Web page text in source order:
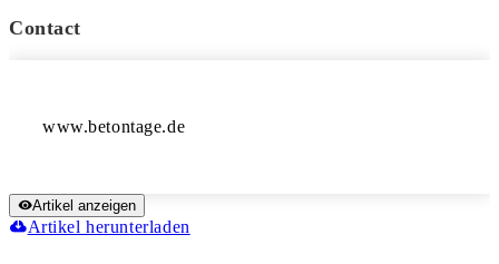
Contact
Artikel anzeigen
Artikel herunterladen